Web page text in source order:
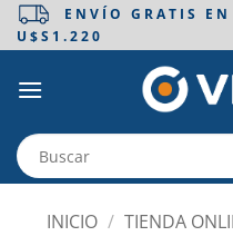
Saltar
ENVÍO GRATIS
U$S1.220
INICIO / TIENDA